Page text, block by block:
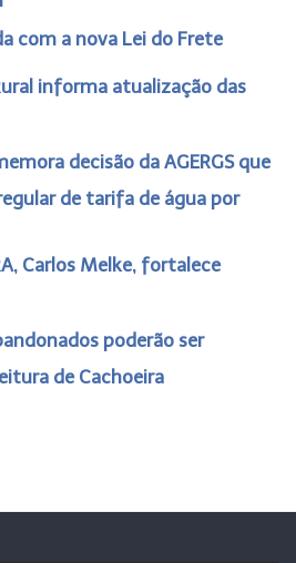
com a nova Lei do Frete
informa atualização das
decisão da AGERGS que
de tarifa de água por
Carlos Melke, fortalece
poderão ser
de Cachoeira